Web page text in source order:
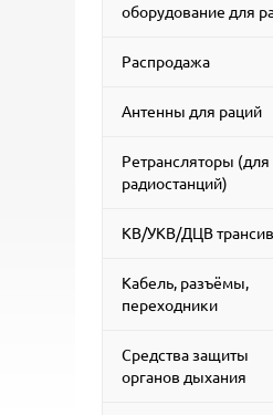
оборудование для
Распродажа
Антенны для раций
Ретрансляторы (для
радиостанций)
КВ/УКВ/ДЦВ
Кабель, разъёмы,
переходники
Средства защиты
органов дыхания